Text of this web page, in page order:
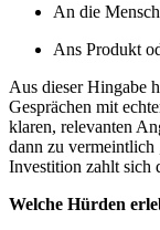
An die
Ans Produkt
Aus dieser Hingabe
Gesprächen mit
klaren, relevanten
dann zu
Investition zahlt sich
Welche Hürden